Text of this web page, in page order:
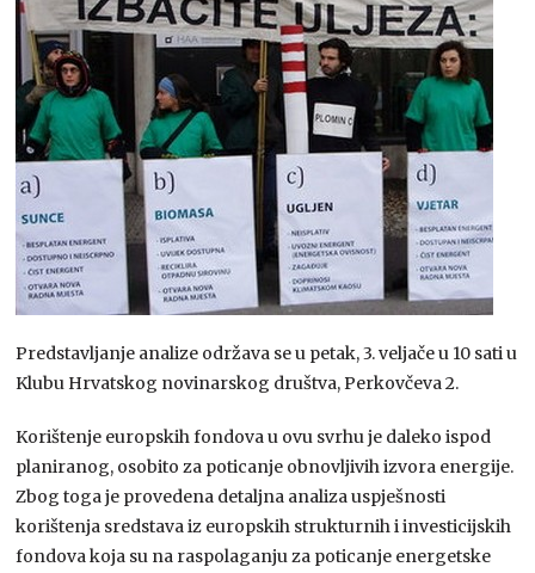
Predstavljanje analize održava se u petak, 3. veljače u 10 sati u
Klubu Hrvatskog novinarskog društva, Perkovčeva 2.
Korištenje europskih fondova u ovu svrhu je daleko ispod
planiranog, osobito za poticanje obnovljivih izvora energije.
Zbog toga je provedena detaljna analiza uspješnosti
korištenja sredstava iz europskih strukturnih i investicijskih
fondova koja su na raspolaganju za poticanje energetske